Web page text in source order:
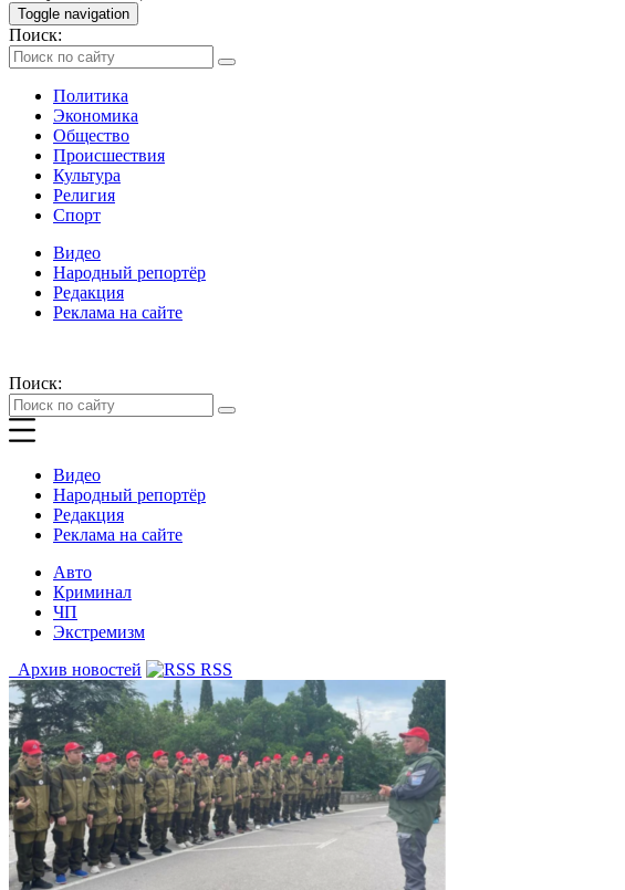
Toggle navigation
Поиск:
Политика
Экономика
Общество
Происшествия
Культура
Религия
Спорт
Видео
Народный репортёр
Редакция
Реклама на сайте
Поиск:
Видео
Народный репортёр
Редакция
Реклама на сайте
Авто
Криминал
ЧП
Экстремизм
Архив новостей
RSS